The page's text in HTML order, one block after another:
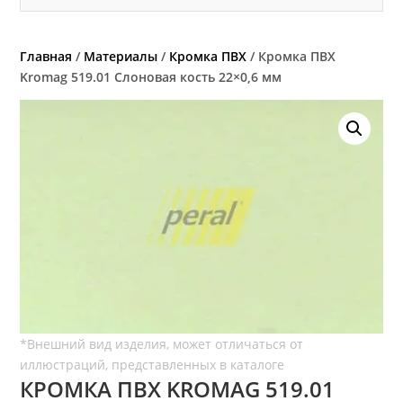
Главная / Материалы / Кромка ПВХ / Кромка ПВХ
Kromag 519.01 Слоновая кость 22×0,6 мм
КРОМКА ПВХ KROMAG 519.01